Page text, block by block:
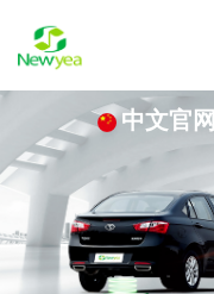
中文官网